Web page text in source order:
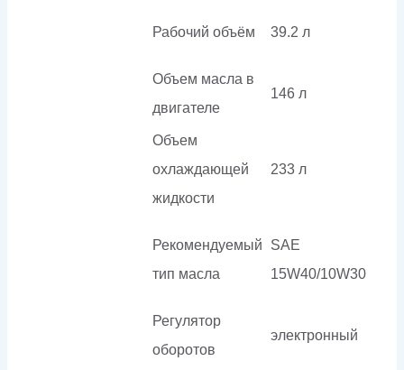
Рабочий объём 39.2 л
Объем масла в
двигателе
146 л
Объем
охлаждающей
жидкости
233 л
Рекомендуемый
тип масла
SAE
15W40/10W30
Регулятор
оборотов
электронный